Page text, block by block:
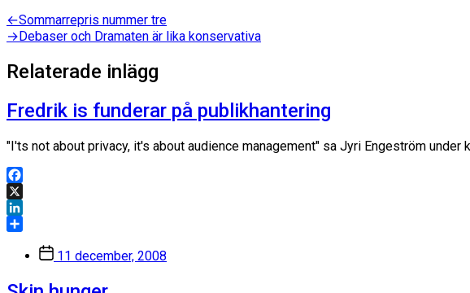
Inläggsnavigering
←Föregående
inlägg:
Sommarrepris nummer tre
→Nästa
Debaser och Dramaten är lika konservativa
Relaterade inlägg
Fredrik is funderar på publikhantering
"I'ts not about privacy, it's about audience management" sa Jyri Engeström
Facebook
X
LinkedIn
Inläggsdatum
11 december, 2008